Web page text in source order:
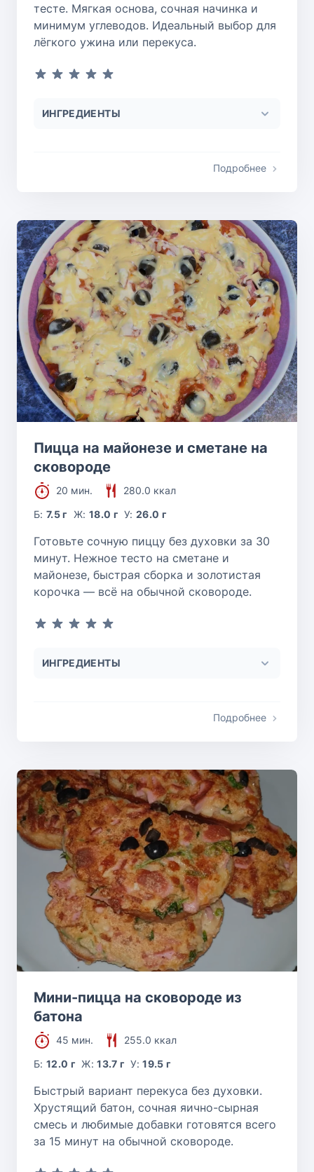
тесте. Мягкая основа, сочная начинка и
минимум углеводов. Идеальный выбор для
лёгкого ужина или перекуса.
ИНГРЕДИЕНТЫ
Подробнее
Пицца на майонезе и сметане на
сковороде
20 мин.
280.0 ккал
Б:7.5 г Ж: 18.0 г У:26.0 г
Готовьте сочную пиццу без духовки за 30
минут. Нежное тесто на сметане и
майонезе, быстрая сборка и золотистая
корочка — всё на обычной сковороде.
ИНГРЕДИЕНТЫ
Подробнее
Мини-пицца на сковороде из
батона
45 мин.
255.0 ккал
Б:12.0 г Ж:13.7 г У:19.5 г
Быстрый вариант перекуса без духовки.
Хрустящий батон, сочная яично-сырная
смесь и любимые добавки готовятся всего
за 15 минут на обычной сковороде.